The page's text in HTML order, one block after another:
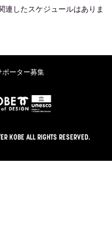
連したスケジュールはありま
ポーター募集
KOBE ALL RIGHTS RESERVED.